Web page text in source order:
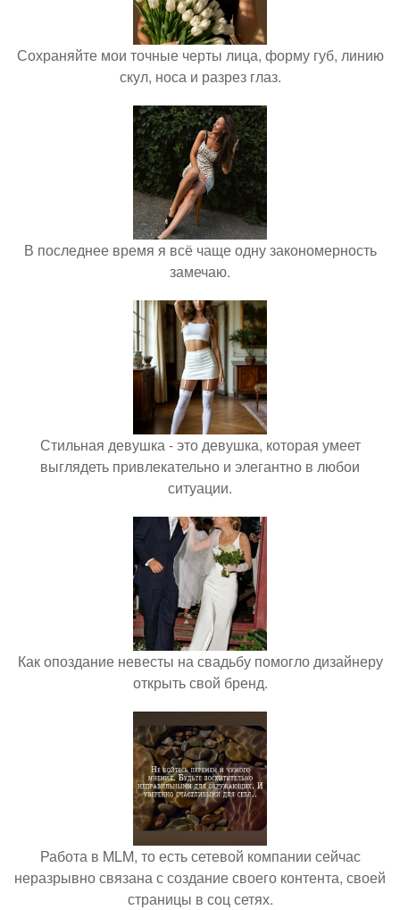
Сохраняйте мои точные черты лица, форму губ, линию
скул, носа и разрез глаз.
В последнее время я всё чаще одну закономерность
замечаю.
Стильная девушка - это девушка, которая умеет
выглядеть привлекательно и элегантно в любои
ситуации.
Как опоздание невесты на свадьбу помогло дизайнеру
открыть свой бренд.
Работа в MLM, то есть сетевой компании сейчас
неразрывно связана с создание своего контента, своей
страницы в соц сетях.